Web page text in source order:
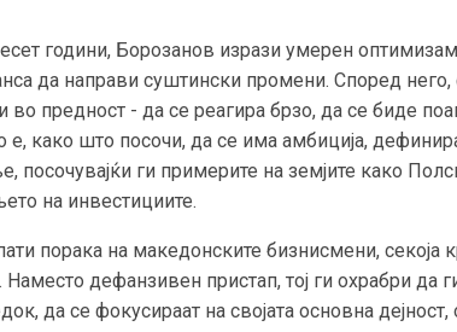
години, Борозанов изрази умерен
да направи суштински промени. Според него,
предност - да се реагира брзо, да се биде
е, како што посочи, да се има амбиција,
посочувајќи ги примерите на земјите како
на инвестициите.
порака на македонските бизнисмени, секоја
дефанзивен пристап, тој ги охрабри да
да се фокусираат на својата основна дејност,